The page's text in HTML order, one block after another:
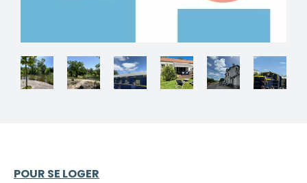
POUR SE LOGER